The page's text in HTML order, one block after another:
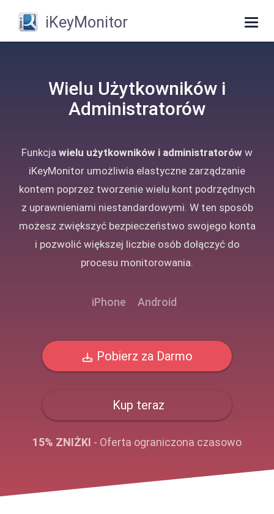
iKeyMonitor
Wielu Użytkowników i
Administratorów
Funkcja wielu użytkowników i administratorów w
iKeyMonitor umożliwia elastyczne zarządzanie
kontem poprzez tworzenie wielu kont podrzędnych
z uprawnieniami niestandardowymi. W ten sposób
możesz zwiększyć bezpieczeństwo swojego konta
i pozwolić większej liczbie osób dołączyć do
procesu monitorowania.
iPhone Android
Pobierz za Darmo
Kup teraz
15% ZNIŻKI - Oferta ograniczona czasowo